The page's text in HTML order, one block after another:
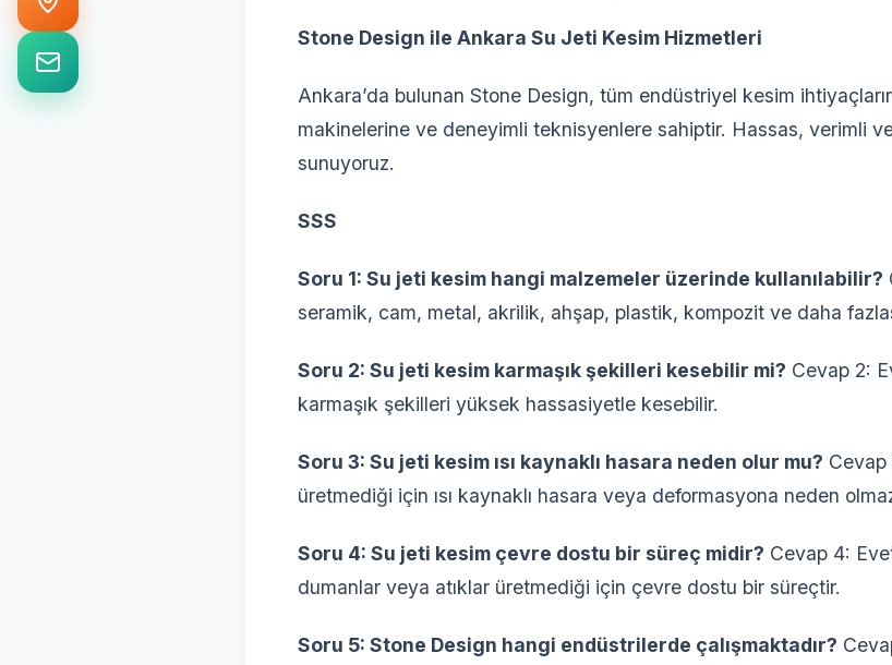
Stone Design ile Ankara Su Jeti Kesim Hizmetleri
Ankara’da bulunan Stone Design, tüm endüstriyel kesim
makinelerine ve deneyimli teknisyenlere sahiptir. Hassas, verimli
sunuyoruz.
SSS
Soru 1: Su jeti kesim hangi malzemeler üzerinde kullanılabilir?
seramik, cam, metal, akrilik, ahşap, plastik, kompozit ve daha
Soru 2: Su jeti kesim karmaşık şekilleri kesebilir mi? Cevap 2:
karmaşık şekilleri yüksek hassasiyetle kesebilir.
Soru 3: Su jeti kesim ısı kaynaklı hasara neden olur mu? Cevap
üretmediği için ısı kaynaklı hasara veya deformasyona neden
Soru 4: Su jeti kesim çevre dostu bir süreç midir? Cevap 4:
dumanlar veya atıklar üretmediği için çevre dostu bir süreçtir.
Soru 5: Stone Design hangi endüstrilerde çalışmaktadır?